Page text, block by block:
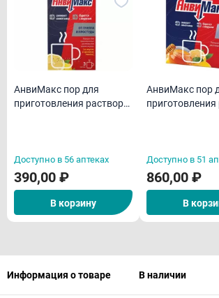
АнвиМакс пор для
приготовления раствора
Доступно в 56 аптеках
390,00 ₽
В корзину
АнвиМакс пор
приготовления
Доступно в 51
860,00 ₽
В
Информация о товаре В наличии